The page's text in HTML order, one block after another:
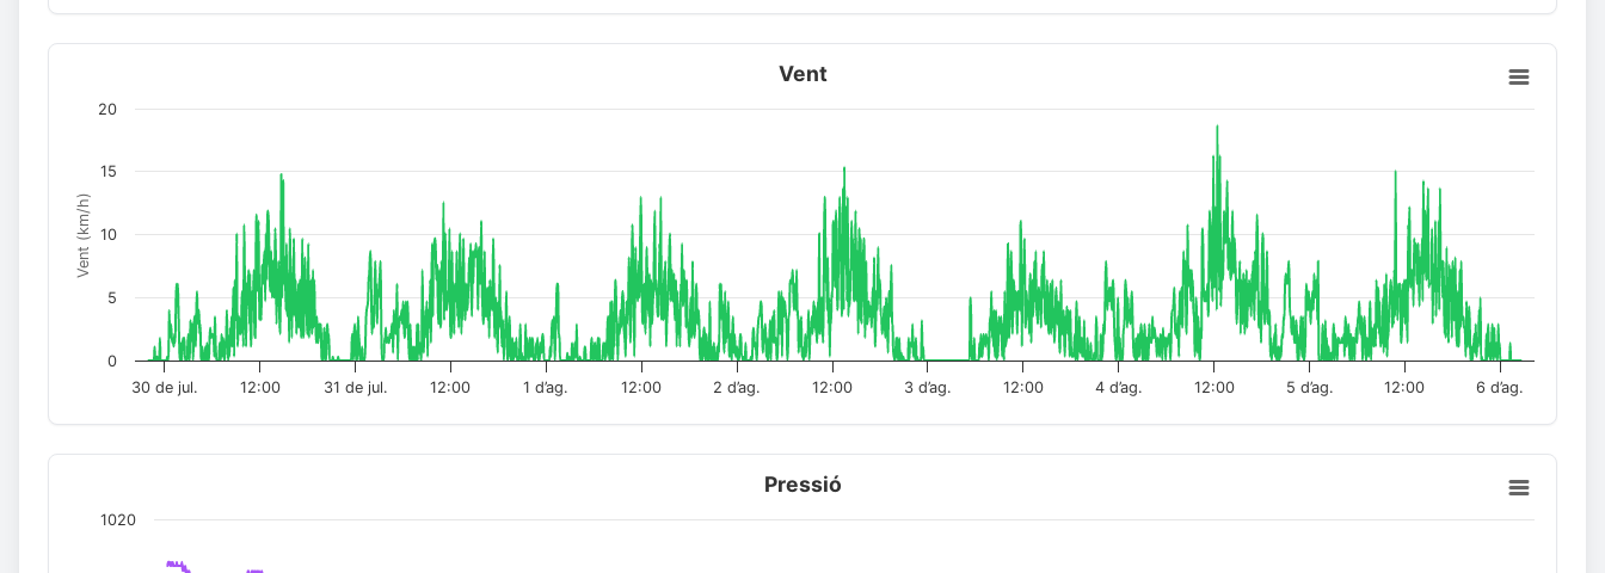
Vent (km/h)
Vent
30 de jul. 12:00 31 de jul. 12:00 1 d’ag. 12:00 2 d’ag. 12:00 3 d’ag. 12:00 4 d’ag. 12:00 5 d’ag. 12:00 6 d’ag.
0
5
10
15
20
Pressió
1020